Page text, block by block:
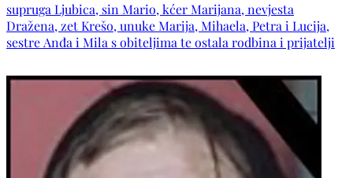
supruga Ljubica, sin Mario, kćer Marijana, nevjesta
Dražena, zet Krešo, unuke Marija, Mihaela, Petra i Lucija,
sestre Anđa i Mila s obiteljima te ostala rodbina i prijatelji